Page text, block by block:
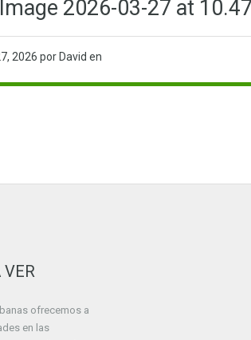
2026-03-27 at
2026 por David en
ofrecemos a
en las